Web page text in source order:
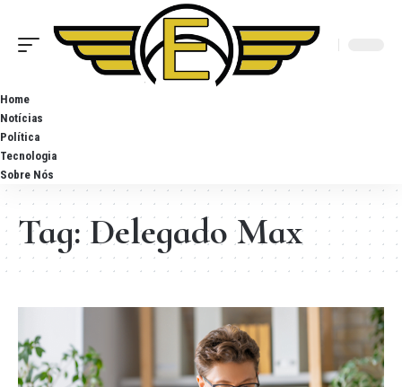
Home
Notícias
Política
Tecnologia
Sobre Nós
Tag:Delegado Max